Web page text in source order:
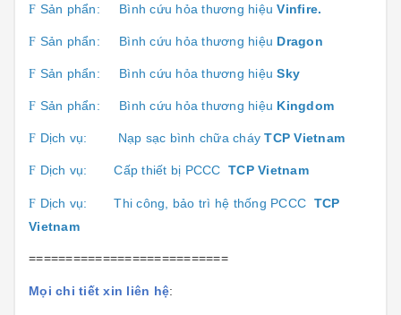
F Sản phẩn: Bình cứu hỏa thương hiệuVinfire.
F Sản phẩn: Bình cứu hỏa thương hiệu Dragon
F Sản phẩn: Bình cứu hỏa thương hiệuSky
F Sản phẩn: Bình cứu hỏa thương hiệu Kingdom
F Dịch vụ: Nạp sạc bình chữa cháyTCP Vietnam
F Dịch vụ:Cấp thiết bị PCCC TCP Vietnam
F Dịch vụ:Thi công, bảo trì hệ thống PCCC TCP
Vietnam
===========================
Mọi chi tiết xin liên hệ: